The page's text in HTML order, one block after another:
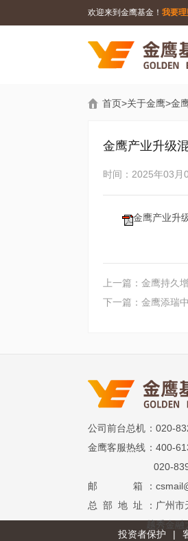
欢迎来到金鹰基金！ 我要
首页>关于金鹰>金
金鹰产业升级
时间：2025年03月
金鹰产业升
上一篇：金鹰持久
下一篇：金鹰添瑞
公司前台总机 ：020-
金鹰客服热线 ：400-
020-
邮 箱
：
总 部 地 址
：广州
越秀金
投资者保护
|